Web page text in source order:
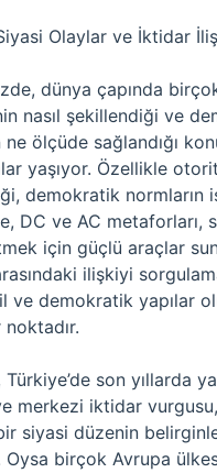
Olaylar ve İktidar
dünya çapında
nasıl şekillendiği ve
ne ölçüde sağlandığı
yaşıyor. Özellikle
demokratik normların
DC ve AC metaforları,
için güçlü araçlar
ilişkiyi
ve demokratik yapılar
Türkiye’de son yıllarda
merkezi iktidar vurgusu,
siyasi düzenin
Oysa birçok Avrupa